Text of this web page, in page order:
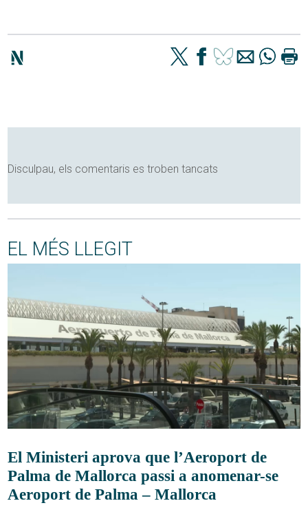
Disculpau, els comentaris es troben tancats
EL MÉS LLEGIT
El Ministeri aprova que l’Aeroport de
Palma de Mallorca passi a anomenar-se
Aeroport de Palma – Mallorca